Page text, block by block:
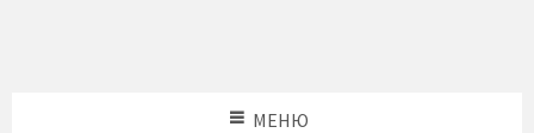
МЕНЮ